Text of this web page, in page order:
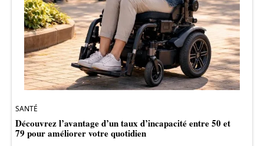
SANTÉ
Découvrez l’avantage d’un taux d’incapacité entre 50 et
79 pour améliorer votre quotidien